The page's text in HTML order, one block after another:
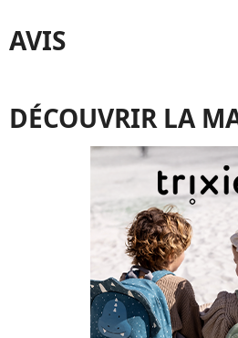
AVIS
DÉCOUVRIR LA